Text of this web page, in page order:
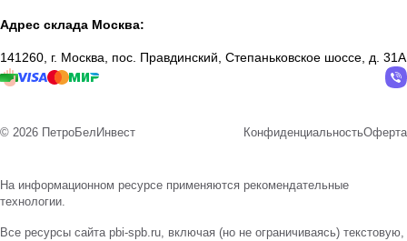
Адрес склада Москва:
141260, г. Москва, пос. Правдинский, Степаньковское шоссе, д. 31А
© 2026 ПетроБелИнвест КонфиденциальностьОферта
На информационном ресурсе применяются рекомендательные
технологии.
Все ресурсы сайта pbi-spb.ru, включая (но не ограничиваясь) текстовую,